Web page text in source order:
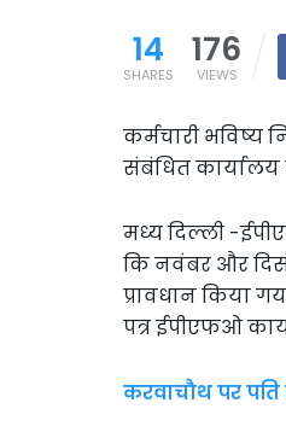
14
SHARES
176
VIEWS
कर्मचारी
संबंधित
मध्य दिल्ली -
कि नवंबर और
प्रावधान किया
पत्र ईपीएफओ
करवाचौथ पर